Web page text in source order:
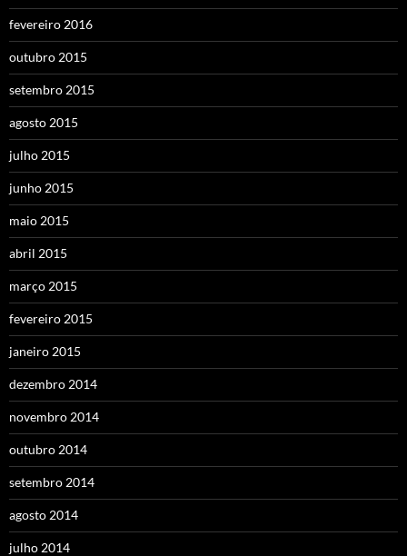
fevereiro 2016
outubro 2015
setembro 2015
agosto 2015
julho 2015
junho 2015
maio 2015
abril 2015
março 2015
fevereiro 2015
janeiro 2015
dezembro 2014
novembro 2014
outubro 2014
setembro 2014
agosto 2014
julho 2014